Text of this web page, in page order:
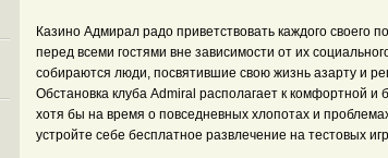
Казино Адмирал радо приветствовать каждого своего
перед всеми гостями вне зависимости от их
собираются люди, посвятившие свою жизнь азарту и
Обстановка клуба Admiral располагает к комфортной
хотя бы на время о повседневных хлопотах и
устройте себе бесплатное развлечение на тестовых